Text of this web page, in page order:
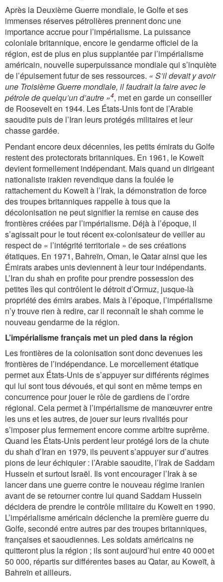
Après la Deuxième Guerre mondiale, le Golfe et ses
immenses réserves pétrolières prennent donc une
importance accrue pour l’impérialisme. La puissance
coloniale britannique, encore le gendarme officiel de la
région, est de plus en plus supplantée par l’impérialisme
américain, nouvelle superpuissance mondiale qui s’inquiète
de l’épuisement futur de ses ressources. « S’il devait y avoir
une Troisième Guerre mondiale, il faudrait la faire avec le
pétrole de quelqu’un d’autre »4, met en garde un conseiller
de Roosevelt en 1944. Les États-Unis font de l’Arabie
saoudite puis de l’Iran leurs protégés militaires et leur
chasse gardée.
Pendant encore deux décennies, les petits émirats du Golfe
restent des protectorats britanniques. En 1961, le Koweït
devient formellement indépendant. Mais quand un dirigeant
nationaliste irakien revendique dans la foulée le
rattachement du Koweït à l’Irak, la démonstration de force
des troupes britanniques rappelle à tous que la
décolonisation ne peut signifier la remise en cause des
frontières créées par l’impérialisme. Déjà à l’époque, il
s’agissait pour le tout récent ex-colonisateur de veiller au
respect de « l’intégrité territoriale » de ses créations
étatiques. En 1971, Bahreïn, Oman, le Qatar ainsi que les
Émirats arabes unis deviennent à leur tour indépendants.
L’Iran du shah en profite pour prendre possession des
petites îles qui contrôlent le détroit d’Ormuz, jusque-là
propriété des émirs arabes. Mais à l’époque, l’impérialisme
n’y trouve rien à redire, car il reconnaît le shah comme le
nouveau gendarme de la région.
L’impérialisme français met un pied dans la région
Les frontières de la colonisation sont donc devenues les
frontières de l’indépendance. Le morcellement étatique
permet aux États-Unis de s’appuyer sur différents régimes
qui lui sont tous dévoués, et qui sont en même temps en
concurrence pour jouer le rôle de gardiens de l’ordre
régional. Cela permet à l’impérialisme de manœuvrer entre
les uns et les autres, de jouer sur leurs rivalités pour
s’imposer plus fermement encore comme arbitre suprême.
Quand les États-Unis perdent leur protégé lors de la chute
du shah d’Iran en 1979, ils peuvent s’appuyer sur d’autres
pions de leur échiquier : l’Arabie saoudite, l’Irak de Saddam
Hussein et surtout Israël­. Ils vont encourager l’Irak à se
lancer dans une guerre contre le nouveau régime iranien
avant de se retourner contre lui quand Saddam Hussein
décidera de prendre le contrôle militaire du Koweït en 1990.
L’impérialisme américain déclenche la première guerre du
Golfe, secondé entre autres par des troupes britanniques,
françaises et saoudiennes. Les soldats américains ne
quitteront plus la région ; ils sont aujourd’hui entre 40 000 et
50 000, répartis sur différentes bases au Qatar, au Koweït, à
Bahreïn et ailleurs.